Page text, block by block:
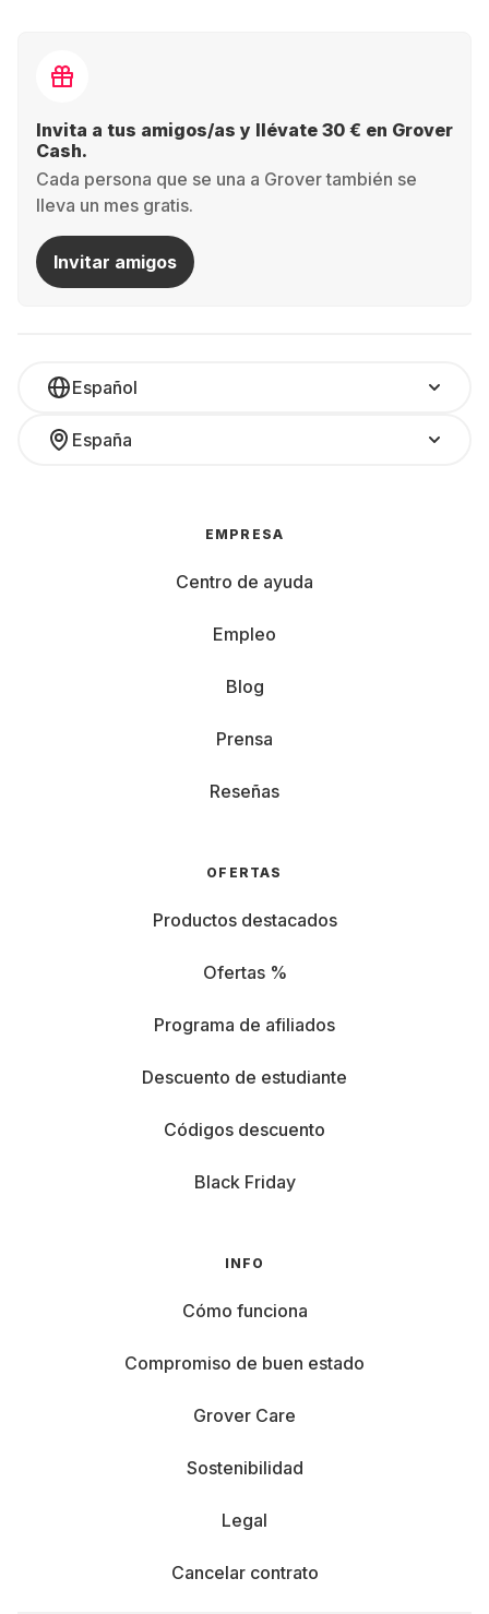
Invita a tus amigos/as y llévate 30 € en Grover
Cash.
Cada persona que se una a Grover también se
lleva un mes gratis.
Invitar amigos
Español
España
EMPRESA
Centro de ayuda
Empleo
Blog
Prensa
Reseñas
OFERTAS
Productos destacados
Ofertas %
Programa de afiliados
Descuento de estudiante
Códigos descuento
Black Friday
INFO
Cómo funciona
Compromiso de buen estado
Grover Care
Sostenibilidad
Legal
Cancelar contrato